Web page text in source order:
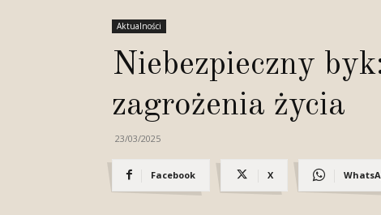
Aktualności
Niebezpieczny
zagrożenia życia
23/03/2025
Facebook X